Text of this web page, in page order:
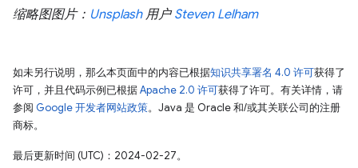
缩略图图片： Unsplash用户Steven Lelham
如未另行说明，那么本页面中的内容已根据知识共享署名 4.0 许可获得了
许可，并且代码示例已根据Apache 2.0 许可获得了许可。有关详情，请
参阅 Google 开发者网站政策。Java 是 Oracle 和/或其关联公司的注册
商标。
最后更新时间 (UTC)：2024-02-27。